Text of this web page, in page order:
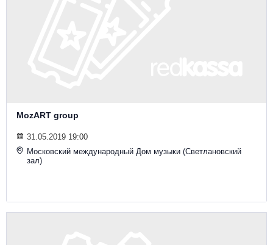
MozART group
31.05.2019 19:00
Московский международный Дом музыки (Светлановский
зал)